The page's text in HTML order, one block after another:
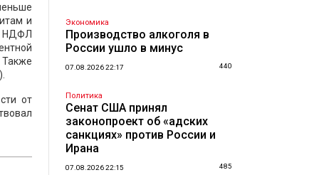
и
НДФЛ
Также
от
Экономика
Производство алкоголя в
России ушло в минус
07.08.2026 22:17 440
Политика
Сенат США принял
законопроект об «адских
санкциях» против России и
Ирана
07.08.2026 22:15 485